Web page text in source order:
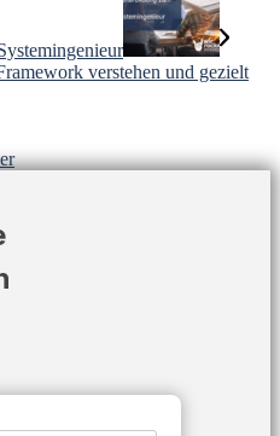
verstehen und gezielt